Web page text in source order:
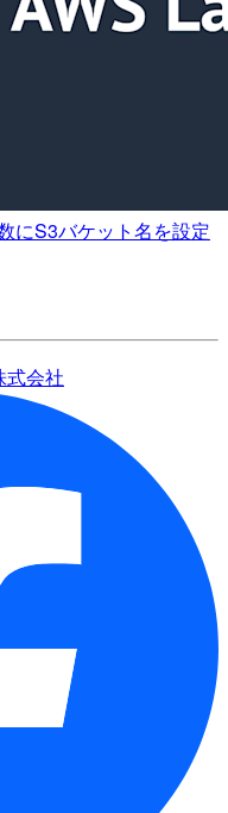
にS3バケット名を設定
式会社